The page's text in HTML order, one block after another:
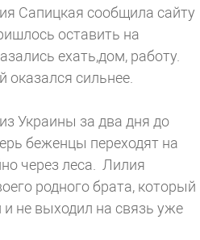
Сапицкая сообщила сайту
оставить на
ехать,дом, работу.
оказался сильнее.
Украины за два дня до
беженцы переходят на
через леса. Лилия
родного брата, который
не выходил на связь уже